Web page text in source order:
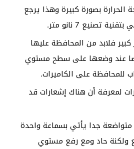
الحرارة بصورة كبيرة وهذا يرجع
تصنيع 7 نانو متر.
كبير فلابد من المحافظة عليها
عند وضعها على سطح مستوي
للمحافظة على الكاميرات.
لمعرفة أن هناك إشعارات قد
متواضعة جدا يأتي بسماعة واحدة
ولكنة حاد ومع رفع مستوي